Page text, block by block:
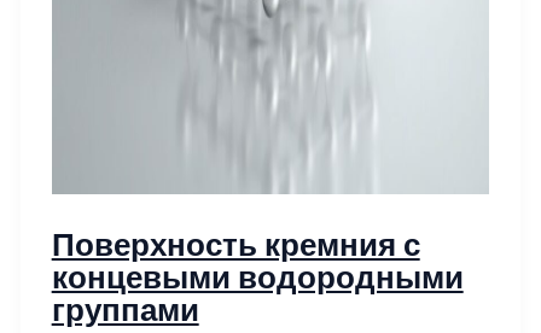
Поверхность кремния с
концевыми водородными
группами